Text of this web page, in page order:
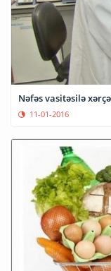
Nəfəs vasitəsilə
11-01-2016